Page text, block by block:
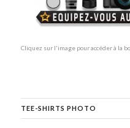
Cliquez sur l'image pour accéder à la
TEE-SHIRTS PHOTO